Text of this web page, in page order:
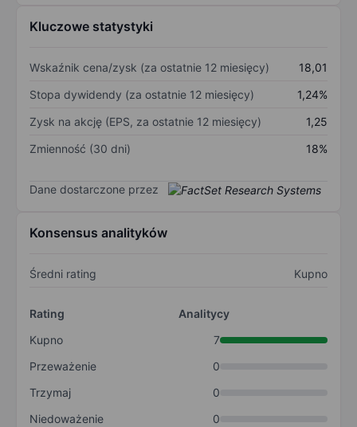
Kluczowe statystyki
Wskaźnik cena/zysk (za ostatnie 12 miesięcy)
18,01
Stopa dywidendy (za ostatnie 12 miesięcy)
1,24%
Zysk na akcję (EPS, za ostatnie 12 miesięcy)
1,25
Zmienność (30 dni)
18%
Dane dostarczone przez
Konsensus analityków
Średni rating Kupno
Rating
Analitycy
Kupno
7
Przeważenie
0
Trzymaj
0
Niedoważenie
0